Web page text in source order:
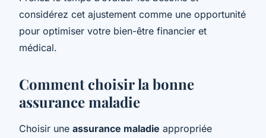
considérez cet ajustement comme une opportunité
pour optimiser votre bien-être financier et
médical.
Comment choisir la bonne
assurance maladie
Choisir une assurance maladie appropriée